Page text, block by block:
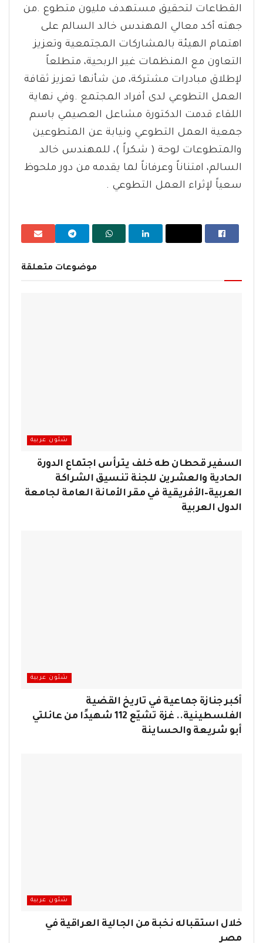
القطاعات لتحقيق مستهدف مليون متطوع .من
جهته أكد معالي المهندس خالد السالم على
اهتمام الهيئة بالمشاركات المجتمعية وتعزيز
التعاون مع المنظمات غير الربحية، متطلعاً
لإطلاق مبادرات مشتركة، من شأنها تعزيز ثقافة
العمل التطوعي لدى أفراد المجتمع .وفي نهاية
اللقاء قدمت الدكتورة مشاعل العصيمي باسم
جمعية العمل التطوعي ونيابة عن المتطوعين
والمتطوعات لوحة ( شكراً )، للمهندس خالد
السالم، امتناناً وعرفاناً لما يقدمه من دور ملحوظ
سعياً لإثراء العمل التطوعي .
موضوعات متعلقة
شئون عربية
السفير قحطان طه خلف يترأس اجتماع الدورة
الحادية والعشرين للجنة تنسيق الشراكة
العربية–الأفريقية في مقر الأمانة العامة لجامعة
الدول العربية
شئون عربية
أكبر جنازة جماعية في تاريخ القضية
الفلسطينية.. غزة تشيّع 112 شهيدًا من عائلتي
أبو شريعة والحساينة
شئون عربية
خلال استقباله نخبة من الجالية العراقية في
مصر